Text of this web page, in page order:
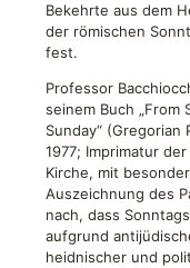
Bekehrte aus dem
der römischen
fest.
Professor
seinem Buch „From
Sunday“ (Gregorian
1977; Imprimatur
Kirche, mit
Auszeichnung des
nach, dass
aufgrund
heidnischer und